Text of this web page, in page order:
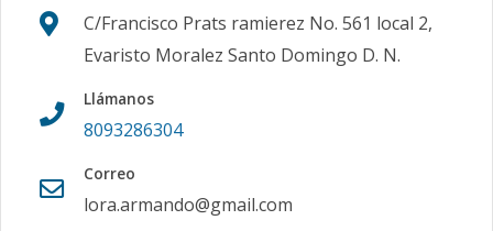
C/Francisco Prats ramierez No. 561 local 2,
Evaristo Moralez Santo Domingo D. N.
Llámanos
8093286304
Correo
lora.armando@gmail.com